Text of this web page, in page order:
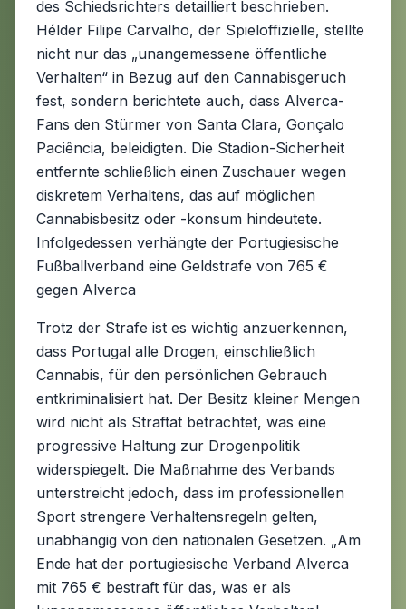
des Schiedsrichters detailliert beschrieben.
Hélder Filipe Carvalho, der Spieloffizielle, stellte
nicht nur das „unangemessene öffentliche
Verhalten“ in Bezug auf den Cannabisgeruch
fest, sondern berichtete auch, dass Alverca-
Fans den Stürmer von Santa Clara, Gonçalo
Paciência, beleidigten. Die Stadion-Sicherheit
entfernte schließlich einen Zuschauer wegen
diskretem Verhaltens, das auf möglichen
Cannabisbesitz oder -konsum hindeutete.
Infolgedessen verhängte der Portugiesische
Fußballverband eine Geldstrafe von 765 €
gegen Alverca
Trotz der Strafe ist es wichtig anzuerkennen,
dass Portugal alle Drogen, einschließlich
Cannabis, für den persönlichen Gebrauch
entkriminalisiert hat. Der Besitz kleiner Mengen
wird nicht als Straftat betrachtet, was eine
progressive Haltung zur Drogenpolitik
widerspiegelt. Die Maßnahme des Verbands
unterstreicht jedoch, dass im professionellen
Sport strengere Verhaltensregeln gelten,
unabhängig von den nationalen Gesetzen. „Am
Ende hat der portugiesische Verband Alverca
mit 765 € bestraft für das, was er als